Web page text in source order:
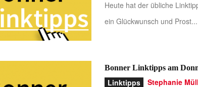
Heute hat der übliche
ein Glückwunsch und Prost...
Bonner Linktipps am
Linktipps Stephanie